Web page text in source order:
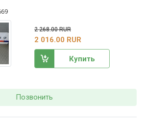
2 268.00 RUR
2 016.00 RUR
Купить
Позвонить